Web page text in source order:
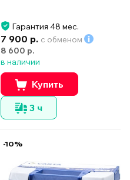
Гарантия 48 мес.
7 900 р. с обменом
8 600 р.
в наличии
Купить
3 ч
-10%